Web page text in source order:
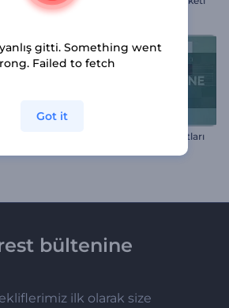
Araç Kiti Şirket Zaman Çizelgesi Slaytları
bültenine
ilk olarak size
gitti. Something went
Failed to fetch
Got it